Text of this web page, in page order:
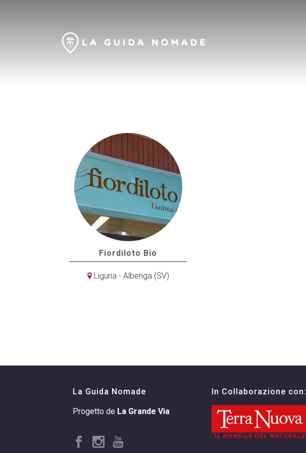
Fiordiloto Bio
Liguria - Albenga (SV)
La Guida Nomade
Progetto de La Grande Via
In Collaborazione con: